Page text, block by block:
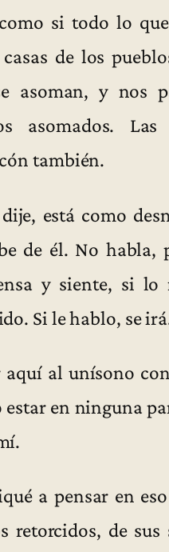
si todo lo
de los
asoman, y nos
asomados.
también.
está como
de él. No habla,
y siente, si
Si le hablo, se
aquí al unísono
estar en ninguna
a pensar en
retorcidos, de